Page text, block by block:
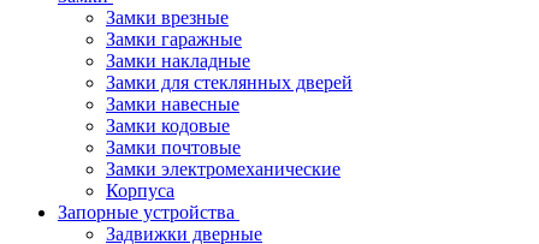
Замки врезные
Замки гаражные
Замки накладные
Замки для стеклянных дверей
Замки навесные
Замки кодовые
Замки почтовые
Замки электромеханические
Корпуса
Запорные устройства
Задвижки дверные